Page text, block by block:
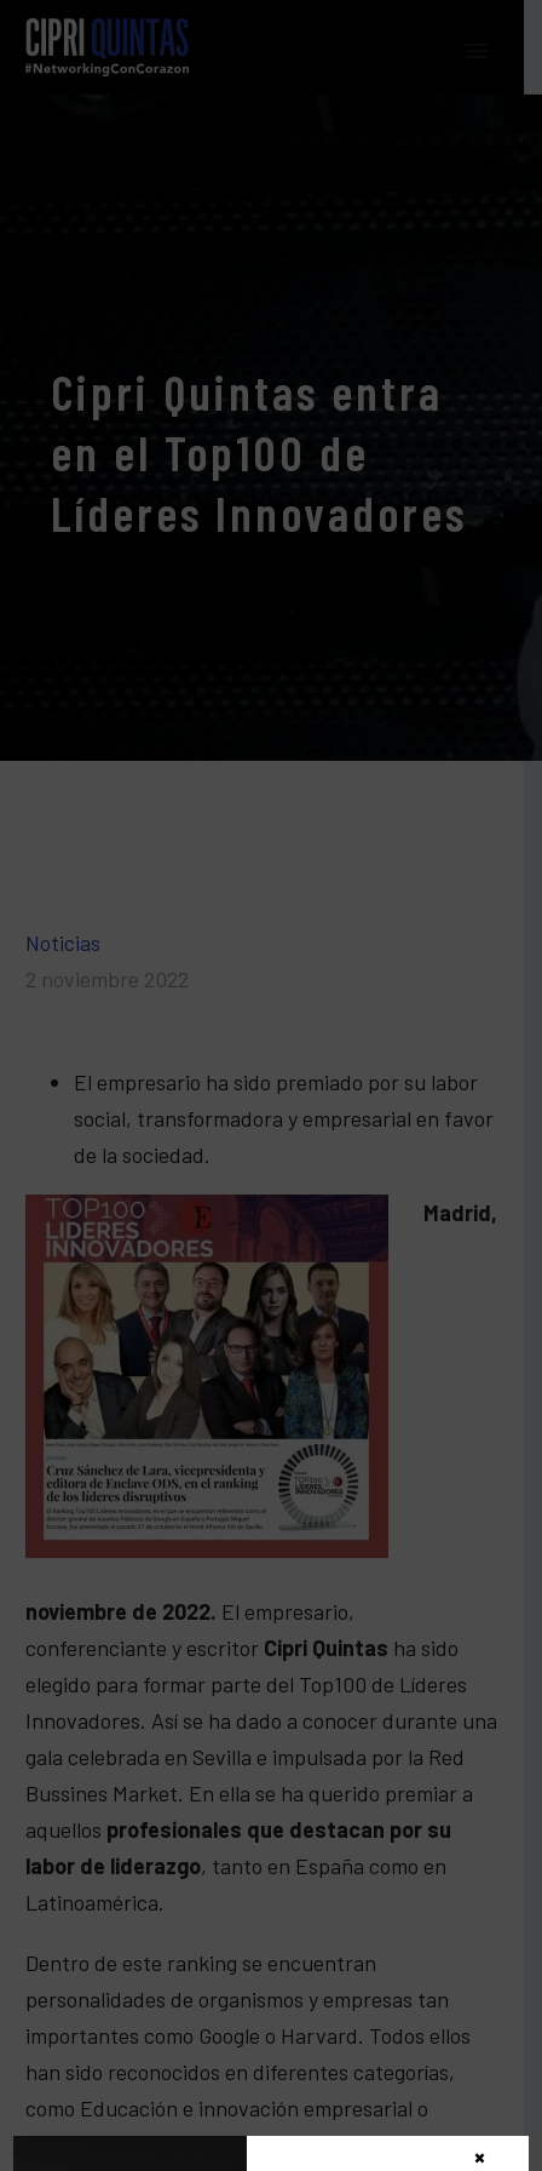
Cipri Quintas entra
en el Top100 de
Líderes Innovadores
Noticias
2 noviembre 2022
El empresario ha sido premiado por su labor
social, transformadora y empresarial en favor
de la sociedad.
Madrid,
noviembre de 2022. El empresario,
conferenciante y escritor Cipri Quintas ha sido
elegido para formar parte del Top100 de Líderes
Innovadores. Así se ha dado a conocer durante una
gala celebrada en Sevilla e impulsada por la Red
Bussines Market. En ella se ha querido premiar a
aquellos profesionales que destacan por su
labor de liderazgo, tanto en España como en
Latinoamérica.
Dentro de este ranking se encuentran
personalidades de organismos y empresas tan
importantes como Google o Harvard. Todos ellos
han sido reconocidos en diferentes categorías,
como Educación e innovación empresarial o
Ecosistema startup. En el caso de Cipri Quintas,×